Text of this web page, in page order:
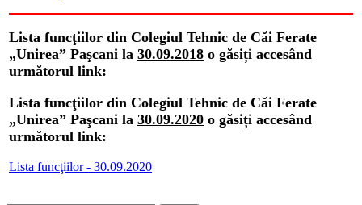
Lista funcţiilor din Colegiul Tehnic de Căi Ferate
„Unirea” Paşcani la 30.09.2018 o găsiți accesând
următorul link:
Lista funcţiilor din Colegiul Tehnic de Căi Ferate
„Unirea” Paşcani la 30.09.2020 o găsiți accesând
următorul link:
Lista funcţiilor - 30.09.2020